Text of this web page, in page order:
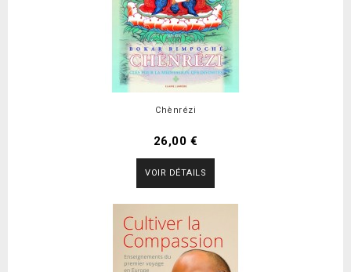
Chènrézi
26,00 €
VOIR DÉTAILS